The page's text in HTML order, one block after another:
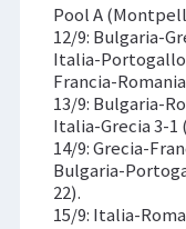
Pool A
12/9: Bulgaria-
Italia-Portogallo
Francia-
13/9: Bulgaria-
Italia-Grecia 3-1
14/9: Grecia-
Bulgaria-
22).
15/9: Italia-